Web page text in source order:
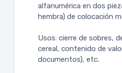
alfanumérica en dos
hembra) de colocación
Usos: cierre de sobres,
cereal, contenido de
documentos), etc.